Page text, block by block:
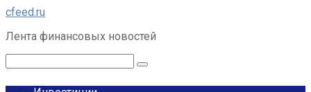
Перейти
контенту
cfeed.ru
Лента финансовых новостей